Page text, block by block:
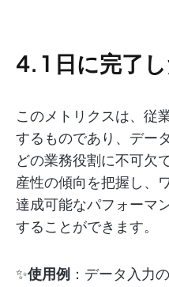
4. 1 日に完了
このメトリクスは、従
するものであり、デー
どの業務役割に不可欠
産性の傾向を把握し、
達成可能なパフォーマ
することができます。
✨使用例 ：データ入力